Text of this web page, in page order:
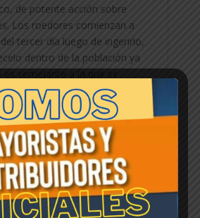
de potente acción sobre
Los roedores comienzan a
tercer día luego de ingerirlo,
dentro de la población ya
o debilidad.
relacionados